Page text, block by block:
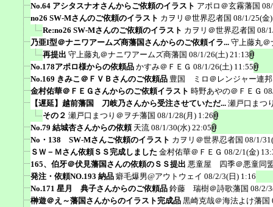
No.64 アシタスナオさんからご依頼のイラスト アポロ＠玄霧藩国
no26 SW-Mさんのご依頼のイラスト カヲリ＠世界忍者国 08/1/25(金
Re:no26 SW-Mさんのご依頼のイラスト カヲリ＠世界忍者国 08/
乃亜I型＠ナニワアームズ商藩国さんからのご依頼イラ... 守上藤丸＠
再提出 守上藤丸＠ナニワアームズ商藩国 08/1/26(土) 21:13
No.178アポロ様からの依頼品 かすみ＠ＦＥＧ 08/1/26(土) 11:55
No.169 きみこ＠ＦＶＢさんのご依頼品 豊国 ミロ＠レンジャー連邦
金村佑華＠ＦＥＧさんからのご依頼イラスト 時野あやの＠ＦＥＧ
【遅延】越前藩国 刀岐乃さんから受注させていただ... 瀬戸口まつ
その２ 瀬戸口まつり＠ヲチ藩国 08/1/28(月) 1:26
No.79 結城杏さんからの依頼 天流 08/1/30(水) 22:05
No・138 SW-Mさんご依頼のイラスト カヲリ＠世界忍者国 08/1/
ＳＷ－Ｍさん依頼ＳＳ完成しました 金村佑華＠ＦＥＧ 08/2/1(金)
165、伯牙＠伏見藩国さんの依頼のＳＳ提出 悪童屋 四季＠悪童同
発注・依頼NO.193 納品 癖毛爆男@アウトウェイ 08/2/3(日) 1:16
No.171 星月 典子さんからのご依頼品 鈴藤 瑞樹＠詩歌藩国 08/2/
榊遊＠え～藩国さんからのイラスト完成品 黒崎克哉＠海法よけ藩国